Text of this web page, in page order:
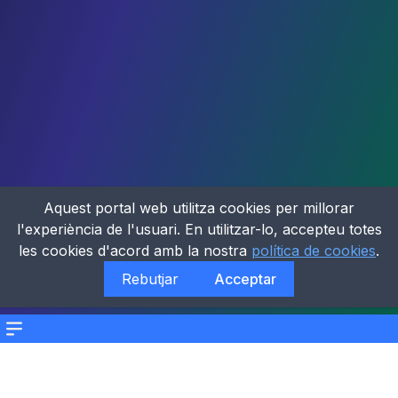
Menu
Aquest portal web utilitza cookies per millorar
l'experiència de l'usuari. En utilitzar-lo, accepteu totes
les cookies d'acord amb la nostra política de cookies.
Rebutjar
Acceptar